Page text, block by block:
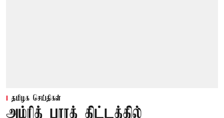
தமிழக செய்திகள்
அம்ரித் பாரத் திட்டத்தில்